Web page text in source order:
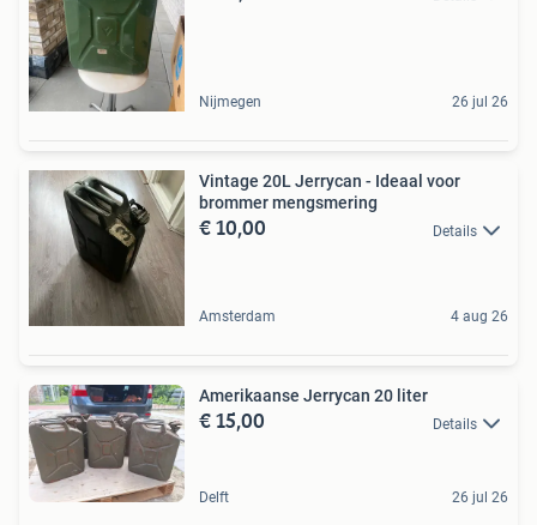
Nijmegen 26 jul 26
Vintage 20L Jerrycan - Ideaal voor
brommer mengsmering
€ 10,00 Details
Amsterdam 4 aug 26
Amerikaanse Jerrycan 20 liter
€ 15,00 Details
Delft 26 jul 26